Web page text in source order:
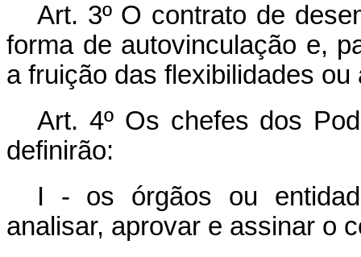
Art. 3º O contrato de
forma de autovinculação e,
a fruição das flexibilidades
Art. 4º Os chefes dos
definirão:
I - os órgãos ou
analisar, aprovar e assinar o